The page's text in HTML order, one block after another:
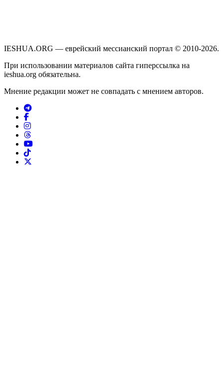
IESHUA.ORG — еврейский мессианский портал © 2010-2026.
При использовании материалов сайта гиперссылка на
ieshua.org обязательна.
Мнение редакции может не совпадать с мнением авторов.